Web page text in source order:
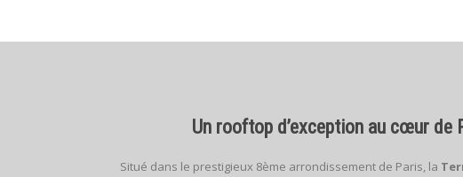
Un rooftop d’exception au cœur de
Situé dans le prestigieux 8ème arrondissement de Paris, la